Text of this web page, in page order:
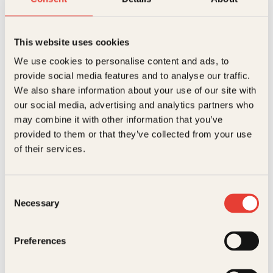
This website uses cookies
We use cookies to personalise content and ads, to
provide social media features and to analyse our traffic.
We also share information about your use of our site with
our social media, advertising and analytics partners who
may combine it with other information that you’ve
provided to them or that they’ve collected from your use
of their services.
Selection
Necessary
Preferences
skyggefulle agenda.
Aftenland er en tempofylt, underholdende og
urovekkende aktuell storpolitisk spionthriller av
beste merke. Aftenland er tredje roman i serien om
Tom Cortzen.
Utgivelsesdato 15 Jul 2026
Bokformat Innbundet
Antall sider 405
Peter Mohlin og Peter
Nyström
Det siste livet
Peter Mohlin og Peter
Nyström